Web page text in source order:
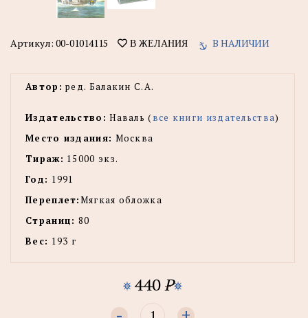
Артикул: 00-01014115 В ЖЕЛАНИЯ В НАЛИЧИИ
Автор: ред. Балакин С.А.
Издательство: Наваль (все книги издательства)
Место издания: Москва
Тираж: 15000 экз.
Год: 1991
Переплет:Мягкая обложка
Страниц: 80
Вес: 193 г
440P